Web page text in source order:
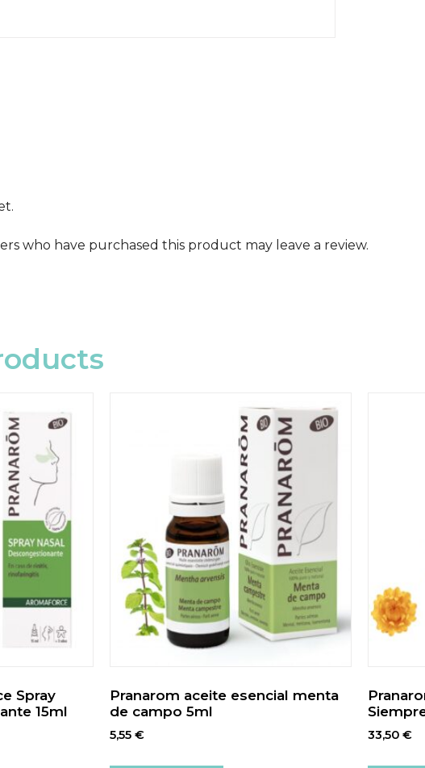
who have purchased this product may leave a review.
Spray
15ml
Pranarom aceite esencial menta
de campo 5ml
5,55 € 33,50 €